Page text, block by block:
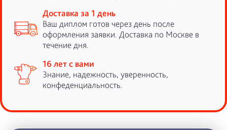
Доставка за 1 день
Ваш диплом готов через день после
оформления заявки. Доставка по Москве в
течение дня.
16 лет с вами
Знание, надежность, уверенность,
конфеденциальность.